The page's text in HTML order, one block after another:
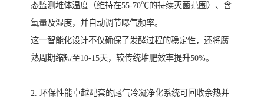
态监测堆体温度（维持在55-70℃的持续灭菌范围）、含
氧量及湿度，并自动调节曝气频率。
这一智能化设计不仅确保了发酵过程的稳定性，还将腐
熟周期缩短至10-15天，较传统堆肥效率提升50%。
2. 环保性能卓越配套的尾气冷凝净化系统可回收余热并